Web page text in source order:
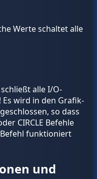
Werte schaltet alle
alle I/O-
Es wird in den Grafik-
so dass
CIRCLE Befehle
funktioniert
und